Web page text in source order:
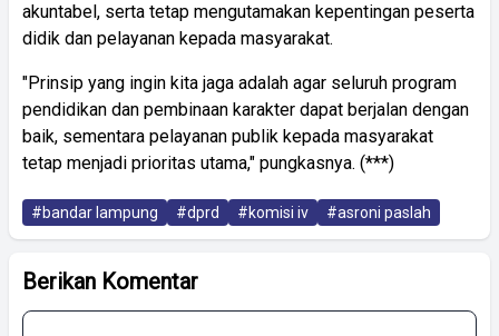
akuntabel, serta tetap mengutamakan kepentingan peserta
didik dan pelayanan kepada masyarakat.
"Prinsip yang ingin kita jaga adalah agar seluruh program
pendidikan dan pembinaan karakter dapat berjalan dengan
baik, sementara pelayanan publik kepada masyarakat
tetap menjadi prioritas utama," pungkasnya. (***)
#bandar lampung #dprd #komisi iv #asroni paslah
Berikan Komentar